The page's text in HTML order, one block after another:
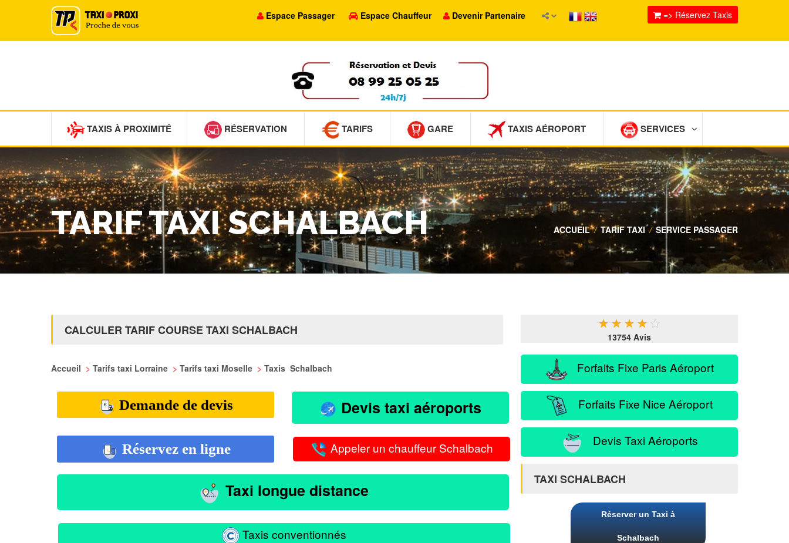
Espace Passager Espace Chauffeur Devenir Partenaire => Réservez Taxis
TAXIS À PROXIMITÉ RÉSERVATION TARIFS GARE TAXIS AÉROPORT SERVICES
TARIF TAXI SCHALBACH ACCUEIL / TARIF TAXI / SERVICE PASSAGER
CALCULER TARIF COURSE TAXI SCHALBACH
Accueil > Tarifs taxi Lorraine > Tarifs taxi Moselle > Taxis Schalbach
Demande de devis Devis taxi aéroports
Réservez en ligne Appeler un chauffeur Schalbach
Taxi longue distance
Taxis conventionnés
★ ★ ★ ★ ★
13754 Avis
Forfaits Fixe Paris Aéroport
Forfaits Fixe Nice Aéroport
Devis Taxi Aéroports
TAXI SCHALBACH
Réserver un Taxi à
Schalbach